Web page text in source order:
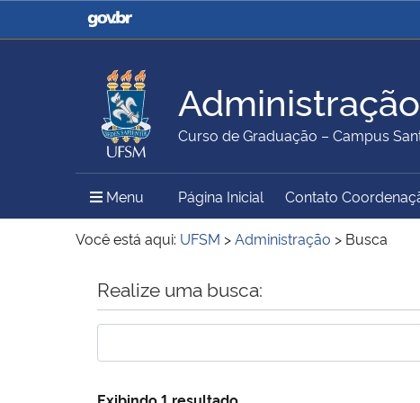
Casa Civil
Ministério da Justiça e
Ministério da Agricultura,
Pecuária e Abastecimento
Ministério da Educação
Ministério do Meio Ambiente Ministério do Turismo
Administração
Curso de Graduação – Campus
Menu Menu Principal do Sítio
Página Inicial Contato
Você está aqui: UFSM >Administração > Busca
Início do conteúdo
Realize uma busca:
Exibindo 1 resultado